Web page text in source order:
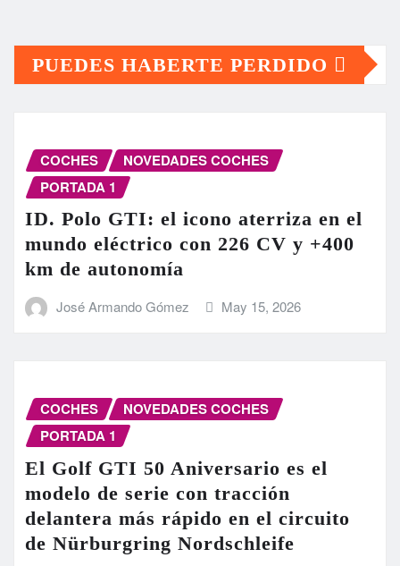
PUEDES HABERTE PERDIDO
COCHES
NOVEDADES COCHES
PORTADA 1
ID. Polo GTI: el icono aterriza en el
mundo eléctrico con 226 CV y +400
km de autonomía
José Armando Gómez May 15, 2026
COCHES
NOVEDADES COCHES
PORTADA 1
El Golf GTI 50 Aniversario es el
modelo de serie con tracción
delantera más rápido en el circuito
de Nürburgring Nordschleife